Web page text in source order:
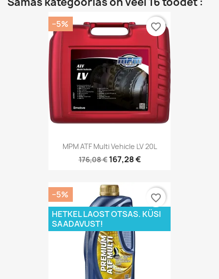
MPM ATF Multi Vehicle LV 20L
176,08 € 167,28 €
−5% favorite_border
−5%
HETKEL LAOST OTSAS. KÜSI
SAADAVUST!
favorite_border